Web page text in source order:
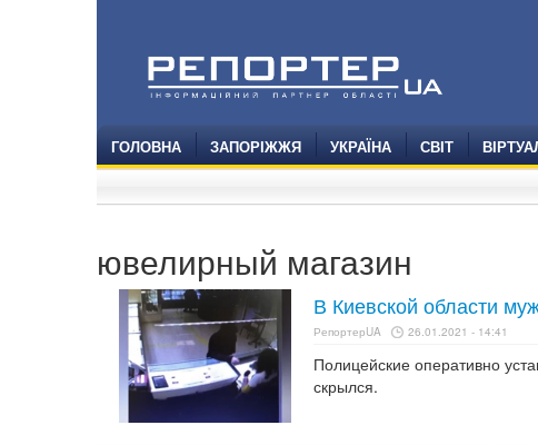
ГОЛОВНА ЗАПОРІЖЖЯ УКРАЇНА СВІТ
ювелирный магазин
В Киевской области
РепортерUA 26.01.2021 - 14:41
Полицейские оперативно
скрылся.